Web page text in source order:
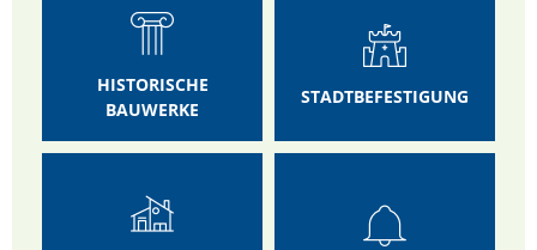
HISTORISCHE
BAUWERKE
STADTBEFESTIGUNG